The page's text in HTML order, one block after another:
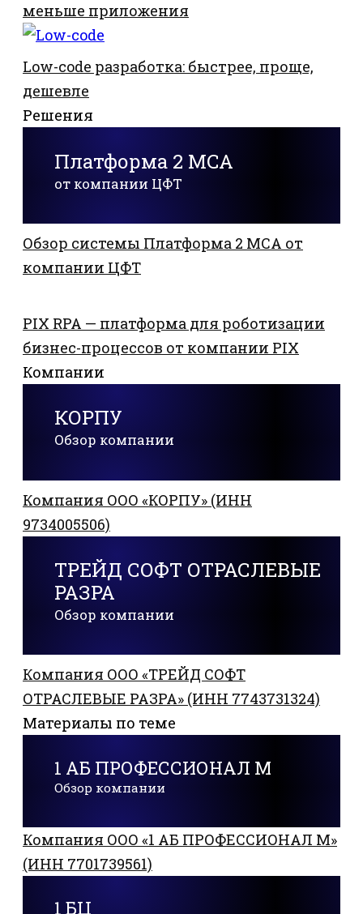
меньше приложения
Low-code разработка: быстрее, проще,
дешевле
Решения
Платформа 2 MCA
от компании ЦФТ
Обзор системы Платформа 2 MCA от
компании ЦФТ
PIX RPA — платформа для роботизации
бизнес-процессов от компании PIX
Компании
КОРПУ
Обзор компании
Компания ООО «КОРПУ» (ИНН
9734005506)
ТРЕЙД СОФТ ОТРАСЛЕВЫЕ
РАЗРА
Обзор компании
Компания ООО «ТРЕЙД СОФТ
ОТРАСЛЕВЫЕ РАЗРА» (ИНН 7743731324)
Материалы по теме
1 АБ ПРОФЕССИОНАЛ М
Обзор компании
Компания ООО «1 АБ ПРОФЕССИОНАЛ М»
(ИНН 7701739561)
1 БЦ